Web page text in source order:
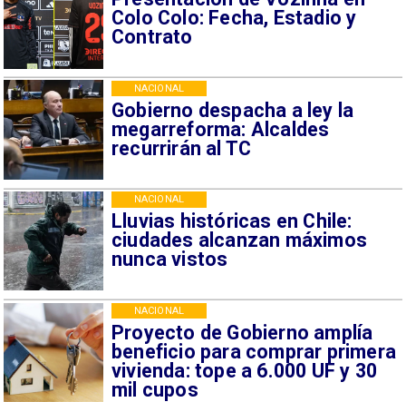
Colo Colo: Fecha, Estadio y
Contrato
Gobierno despacha a ley la
megarreforma: Alcaldes
recurrirán al TC
NACIONAL
Lluvias históricas en Chile:
ciudades alcanzan máximos
nunca vistos
NACIONAL
Proyecto de Gobierno amplía
beneficio para comprar primera
vivienda: tope a 6.000 UF y 30
mil cupos
NACIONAL